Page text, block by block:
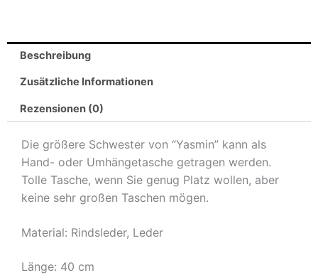
Beschreibung
Zusätzliche Informationen
Rezensionen (0)
Die größere Schwester von “Yasmin” kann als
Hand- oder Umhängetasche getragen werden.
Tolle Tasche, wenn Sie genug Platz wollen, aber
keine sehr großen Taschen mögen.
Material: Rindsleder, Leder
Länge: 40 cm